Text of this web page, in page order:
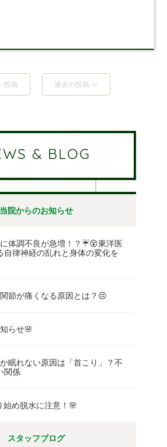
投稿 過去の投稿 ≫
& BLOG
当院からのお知らせ
体調不良が急増！？☔😵東洋医
自律神経の乱れと身体の変化を
節が痛くなる原因とは？😣
らせ🌸
眠れない原因は「首こり」？不
関係
始め脱水に注意！🌸
スタッフブログ